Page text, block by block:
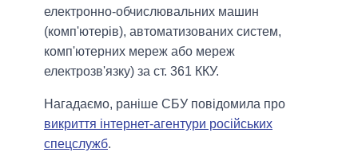
електронно-обчислювальних машин
(комп'ютерів), автоматизованих систем,
комп'ютерних мереж або мереж
електрозв'язку) за ст. 361 ККУ.
Нагадаємо, раніше СБУ повідомила про
викриття інтернет-агентури російських
спецслужб.